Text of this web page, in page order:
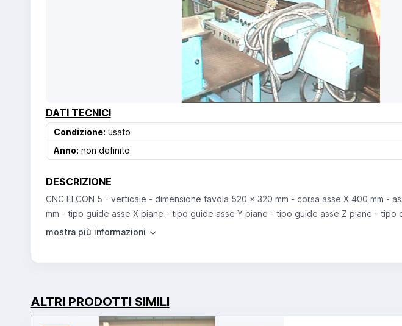
DATI TECNICI
Condizione: usato
Anno: non definito
DESCRIZIONE
CNC ELCON 5 - verticale - dimensione tavola 520 x 320 mm - corsa asse X 400 mm -
mm - tipo guide asse X piane - tipo guide asse Y piane - tipo guide asse Z piane - tipo
ALTRI PRODOTTI SIMILI